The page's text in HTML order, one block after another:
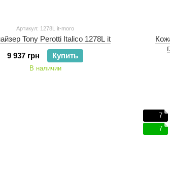
Артикул: 1278L it-moro
Tony Perotti Italico 1278L it
9 937 грн
Купить
В наличии
7
7